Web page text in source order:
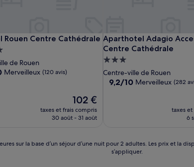
Rouen Centre Cathédrale
Centre Cathédrale
de Rouen
Merveilleux (120 avis)
Le
nouveau
prix
102 €
102 €
taxes et frais compris
30 août - 31 août
Aparthotel Adagio
Centre Cathédrale
Aparthotel Adagio
Hébergement
3.0 étoiles
Centre-ville de Rouen
9.2
9,2/10 Merveilleux (282
taxes
6
sur la base d’un séjour d’une nuit pour 2 adultes. Les prix et la
s’appliquer.